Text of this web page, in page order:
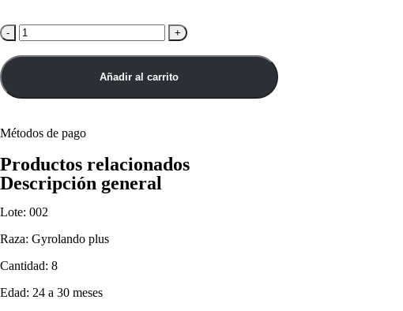
- +
Añadir al carrito
Métodos de pago
Productos relacionados
Descripción general
Lote: 002
Raza: Gyrolando plus
Cantidad: 8
Edad: 24 a 30 meses